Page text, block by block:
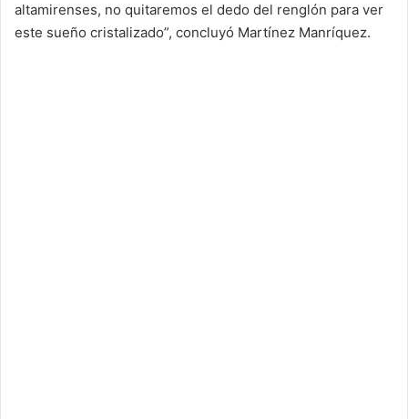
altamirenses, no quitaremos el dedo del renglón para ver
este sueño cristalizado”, concluyó Martínez Manríquez.